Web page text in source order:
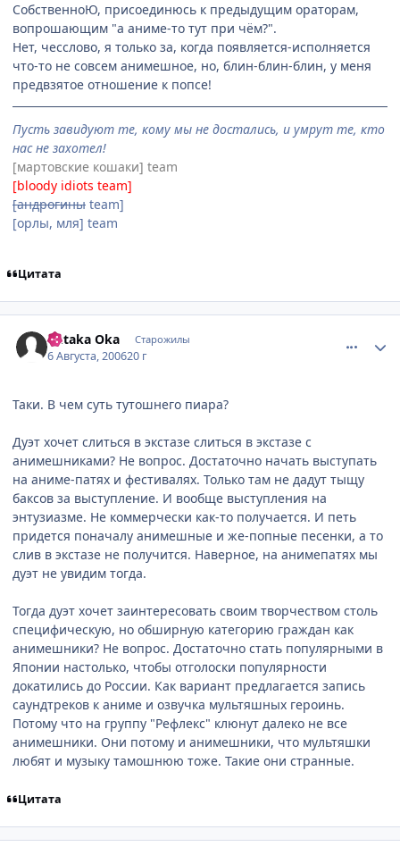
СобственноЮ, присоединюсь к предыдущим ораторам,
вопрошающим "а аниме-то тут при чём?".
Нет, чесслово, я только за, когда появляется-исполняется
что-то не совсем анимешное, но, блин-блин-блин, у меня
предвзятое отношение к попсе!
Пусть завидуют те, кому мы не достались, и умрут те, кто
нас не захотел!
[мартовские кошаки] team
[bloody idiots team]
[андрогины team]
[орлы, мля] team
Цитата
Yutaka Oka Старожилы
6 Августа, 200620 г
Таки. В чем суть тутошнего пиара?
Дуэт хочет слиться в экстазе слиться в экстазе с
анимешниками? Не вопрос. Достаточно начать выступать
на аниме-патях и фестивалях. Только там не дадут тыщу
баксов за выступление. И вообще выступления на
энтузиазме. Не коммерчески как-то получается. И петь
придется поначалу анимешные и же-попные песенки, а то
слив в экстазе не получится. Наверное, на анимепатях мы
дуэт не увидим тогда.
Тогда дуэт хочет заинтересовать своим творчеством столь
специфическую, но обширную категорию граждан как
анимешники? Не вопрос. Достаточно стать популярными в
Японии настолько, чтобы отголоски популярности
докатились до России. Как вариант предлагается запись
саундтреков к аниме и озвучка мультяшных героинь.
Потому что на группу "Рефлекс" клюнут далеко не все
анимешники. Они потому и анимешники, что мультяшки
любят и музыку тамошнюю тоже. Такие они странные.
Цитата